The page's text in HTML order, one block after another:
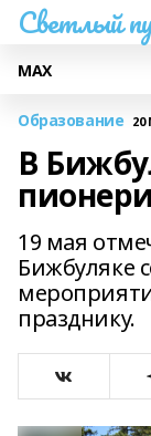
Светлый
МАХ
Образование 20
В
19 мая
Бижбуляке
празднику.